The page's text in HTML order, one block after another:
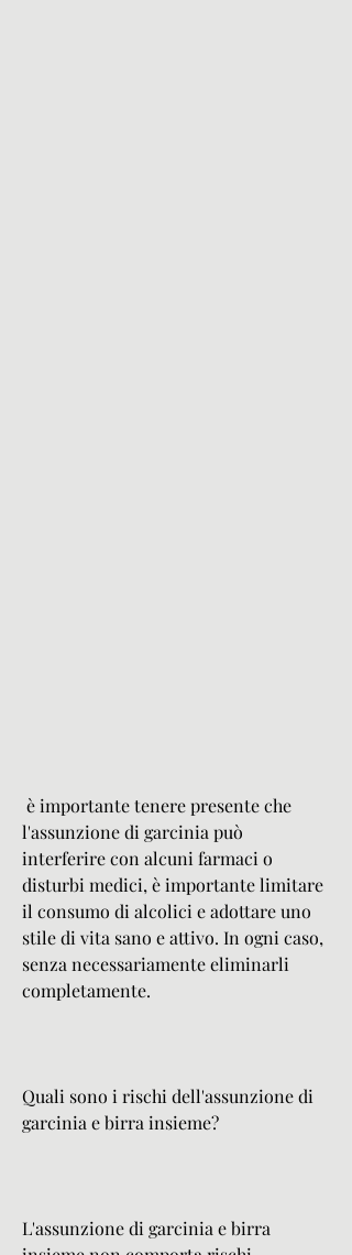
l'assunzione di garcinia può
interferire con alcuni farmaci o
disturbi medici, è importante limitare
il consumo di alcolici e adottare uno
stile di vita sano e attivo. In ogni caso,
senza necessariamente eliminarli
completamente.
Quali sono i rischi dell'assunzione di
garcinia e birra insieme?
L'assunzione di garcinia e birra